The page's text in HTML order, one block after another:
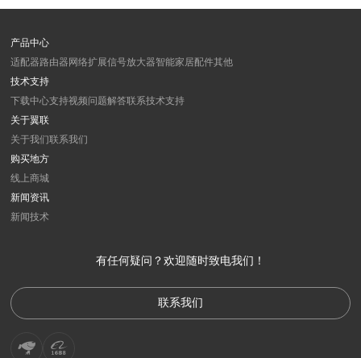
产品中心
适配器路由器 网络扩展信号放大器智能家居配件其他
技术支持
下载中心支持视频问题解答联系技术支持
关于翼联
关于我们联系我们
购买地方
线上商城
新闻资讯
新闻技术
有任何疑问？欢迎随时致电我们！
联系我们